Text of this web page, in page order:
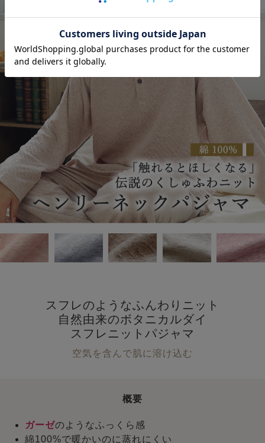
スフレのようなふんわりニット
自然由来のボタニカルダイ
スフレニットパジャマ
空気を含んで肌に溶け込む
概要
ガーゼのようなふっくら感
綿100%で暖かいのに蒸れにくい